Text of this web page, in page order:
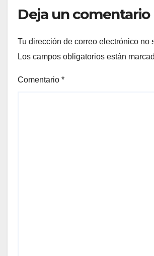
Deja un comentario
Tu dirección de correo electrónico no
Los campos obligatorios están
Comentario *